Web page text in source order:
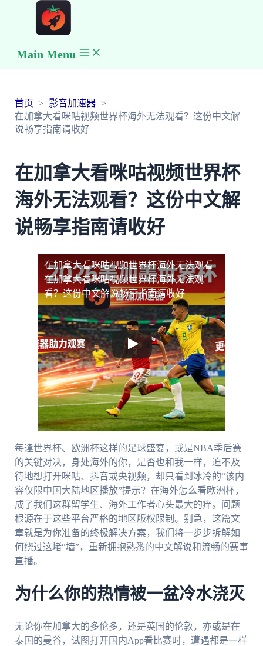
Main Menu
首页
影音加速器
在加拿大看咪咕视频世界杯海外无法观看？这份中文解
说畅享指南请收好
在加拿大看咪咕视频世界杯
海外无法观看？这份中文解
说畅享指南请收好
在加拿大看咪咕视频世界杯海外无法观看
在加拿大看咪咕视频世界杯海外无法观
看？这份中文解说畅享指南请收好
每逢世界杯、欧洲杯这样的足球盛宴，或是NBA季后赛
的关键对决，身处海外的你，是否也和我一样，迫不及
待地想打开咪咕、抖音或央视频，却只看到冰冷的“该内
容仅限中国大陆地区播放”提示？在海外怎么看欧洲杯，
成了我们这群留学生、海外工作者心头最大的痒。问题
根源在于这些平台严格的地区版权限制。别急，这篇文
章就是为你准备的终极解决方案，我们将一步步拆解如
何绕过这堵“墙”，重新拥抱熟悉的中文解说和流畅的赛事
直播。
为什么你的热情被一盆冷水浇灭
无论你在加拿大的多伦多，还是英国的伦敦，亦或是在
泰国的曼谷，试图打开国内App看比赛时，遭遇都是一样